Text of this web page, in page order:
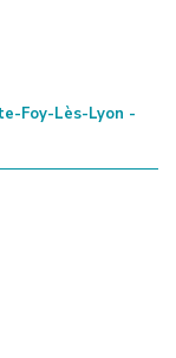
Foy-Lès-Lyon -